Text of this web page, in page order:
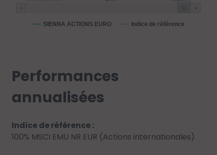
SIENNA ACTIONS EURO Indice de référence
Performances
annualisées
Indice de référence :
100% MSCI EMU NR EUR (Actions internationales)